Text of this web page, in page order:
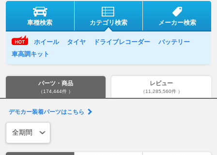
車種検索 カテゴリ検索 メーカー検索
ホイール タイヤ ドライブレコーダー
バッテリー
車高調キット
パーツ・商品
（174,444件 ）
レビュー
（11,285,560件 ）
デモカー装着パーツはこちら